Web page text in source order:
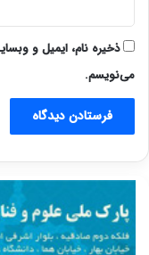
ذخیره نام، ایمیل و
می‌نویسم.